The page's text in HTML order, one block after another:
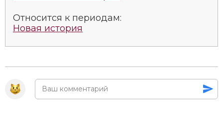
СССР
Относится к периодам:
Новая история